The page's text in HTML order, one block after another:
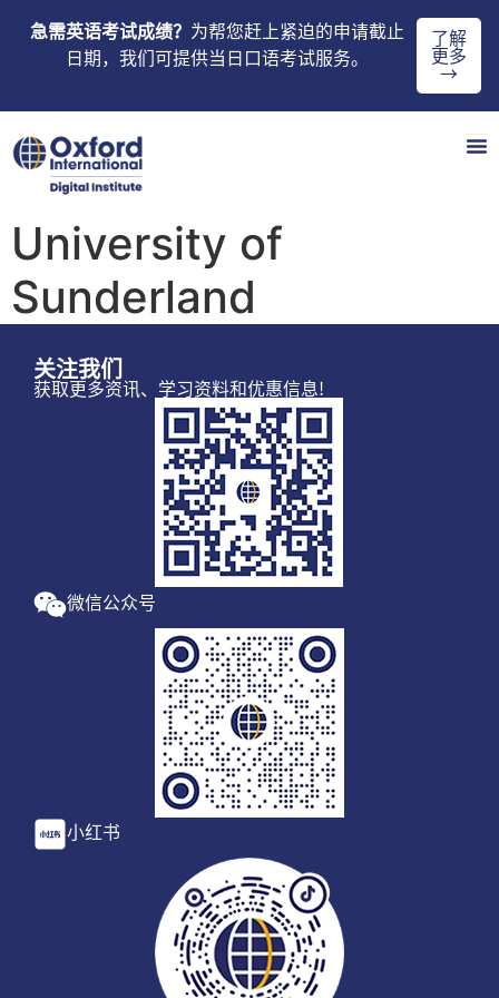
急需英语考试成绩？ 为帮您赶上紧迫的申请截止
日期，我们可提供当日口语考试服务。
了解
更多
→
University of
Sunderland
关注我们
获取更多资讯、学习资料和优惠信息!
微信公众号
小红书